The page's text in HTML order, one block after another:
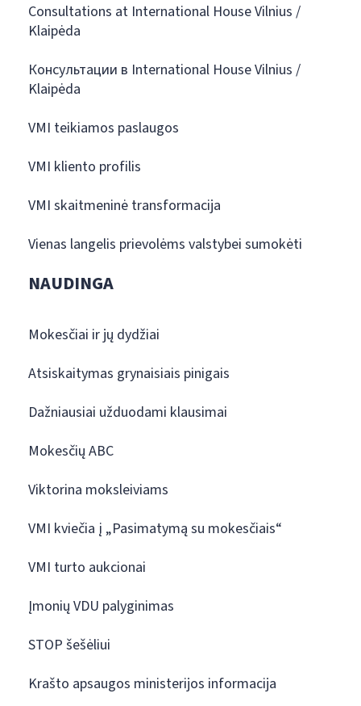
Consultations at International House Vilnius /
Klaipėda
Консультации в International House Vilnius /
Klaipėda
VMI teikiamos paslaugos
VMI kliento profilis
VMI skaitmeninė transformacija
Vienas langelis prievolėms valstybei sumokėti
NAUDINGA
Mokesčiai ir jų dydžiai
Atsiskaitymas grynaisiais pinigais
Dažniausiai užduodami klausimai
Mokesčių ABC
Viktorina moksleiviams
VMI kviečia į „Pasimatymą su mokesčiais“
VMI turto aukcionai
Įmonių VDU palyginimas
STOP šešėliui
Krašto apsaugos ministerijos informacija